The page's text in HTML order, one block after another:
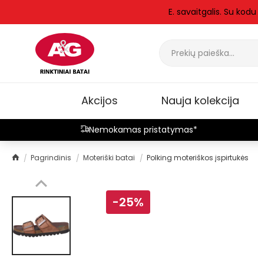
E. savaitgalis. Su kodu
Akcijos Nauja kolekcija
Nemokamas pristatymas*
Pagrindinis Moteriški batai Polking moteriškos įspirtukės
-25%